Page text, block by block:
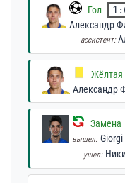
Гол
Александр
ассистент:
Жёлтая
Александр
Замена
вышел:
ушел: